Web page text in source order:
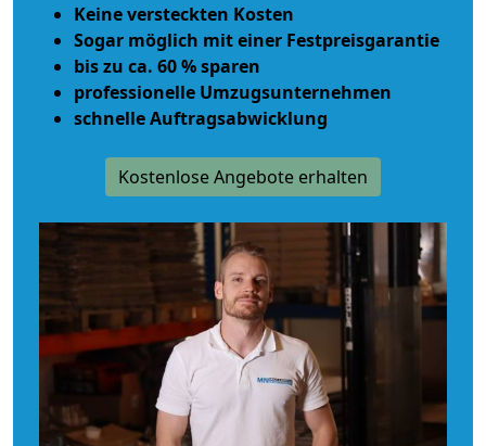
Keine versteckten Kosten
Sogar möglich mit einer Festpreisgarantie
bis zu ca. 60 % sparen
professionelle Umzugsunternehmen
schnelle Auftragsabwicklung
Kostenlose Angebote erhalten